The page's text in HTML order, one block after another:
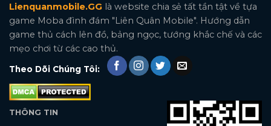
Lienquanmobile.GG là website chia sẻ tất tần tật về tựa
game Moba đình đám "Liên Quân Mobile". Hướng dẫn
game thủ cách lên đồ, bảng ngọc, tướng khắc chế và các
mẹo chơi từ các cao thủ.
Theo Dõi Chúng Tôi:
THÔNG TIN